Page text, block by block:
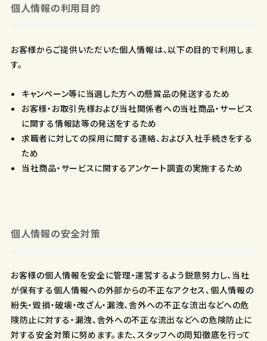
個人情報の利用目的
お客様からご提供いただいた個人情報は、以下の目的で利用しま
す。
キャンペーン等に当選した方への懸賞品の発送するため
お客様・お取引先様および当社関係者への当社商品・サービス
に関する情報誌等の発送をするため
求職者に対しての採用に関する連絡、および入社手続きをする
ため
当社商品・サービスに関するアンケート調査の実施するため
個人情報の安全対策
お客様の個人情報を安全に管理・運営するよう鋭意努力し、当社
が保有する個人情報への外部からの不正なアクセス、個人情報の
紛失・毀損・破壊・改ざん・漏洩、舎外への不正な流出などへの危
険防止に対する・漏洩、舎外への不正な流出などへの危険防止に
対する安全対策に努めます。また、スタッフへの周知徹底を行って